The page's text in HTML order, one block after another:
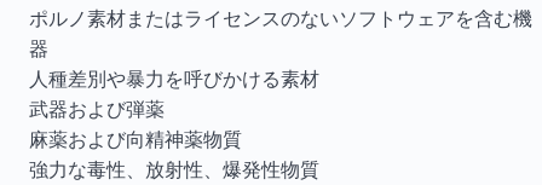
ポルノ素材またはライセンスのないソフトウェアを含む機
器
人種差別や暴力を呼びかける素材
武器および弾薬
麻薬および向精神薬物質
強力な毒性、放射性、爆発性物質